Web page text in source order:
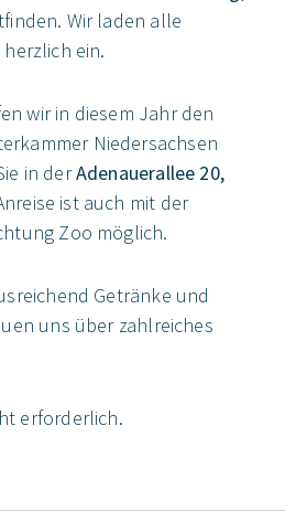
Wir laden alle
herzlich ein.
wir in diesem Jahr den
Niedersachsen
in derAdenauerallee 20,
ist auch mit der
Zoo möglich.
Getränke und
uns über zahlreiches
erforderlich.